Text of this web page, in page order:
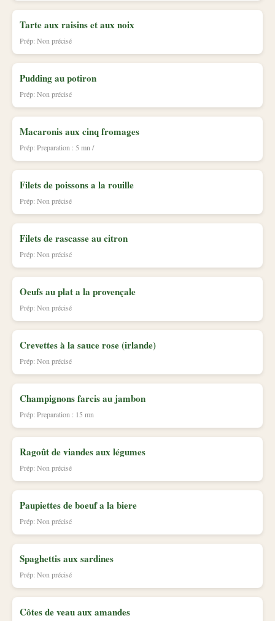
Tarte aux raisins et aux noix
Prép: Non précisé
Pudding au potiron
Prép: Non précisé
Macaronis aux cinq fromages
Prép: Preparation : 5 mn /
Filets de poissons a la rouille
Prép: Non précisé
Filets de rascasse au citron
Prép: Non précisé
Oeufs au plat a la provençale
Prép: Non précisé
Crevettes à la sauce rose (irlande)
Prép: Non précisé
Champignons farcis au jambon
Prép: Preparation : 15 mn
Ragoût de viandes aux légumes
Prép: Non précisé
Paupiettes de boeuf a la biere
Prép: Non précisé
Spaghettis aux sardines
Prép: Non précisé
Côtes de veau aux amandes